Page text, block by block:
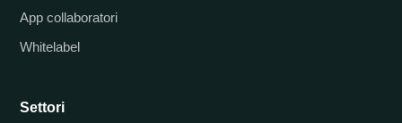
App collaboratori
Whitelabel
Settori